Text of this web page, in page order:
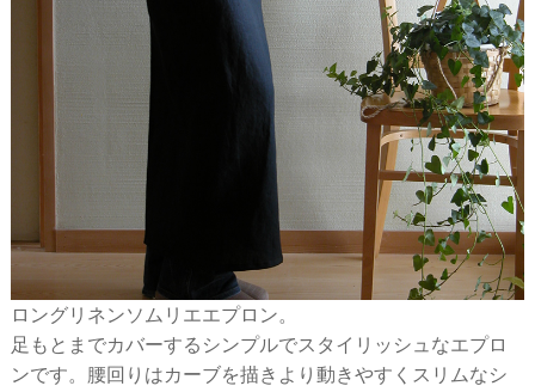
ロングリネンソムリエエプロン。
足もとまでカバーするシンプルでスタイリッシュなエプロ
ンです。腰回りはカーブを描きより動きやすくスリムなシ